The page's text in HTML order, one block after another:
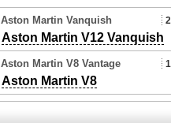
Aston Martin Vanquish
Aston Martin V12 Vanquish
Aston Martin V8 Vantage
Aston Martin V8